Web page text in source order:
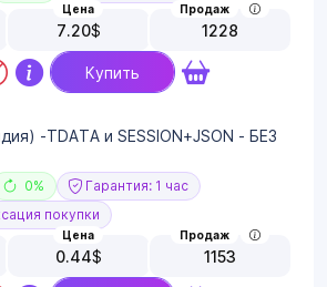
Цена
7.20$
Продаж
1228
Купить
-TDATA и SESSION+JSON - БЕЗ
0%
Гарантия: 1 час
покупки
Цена
0.44$
Продаж
1153